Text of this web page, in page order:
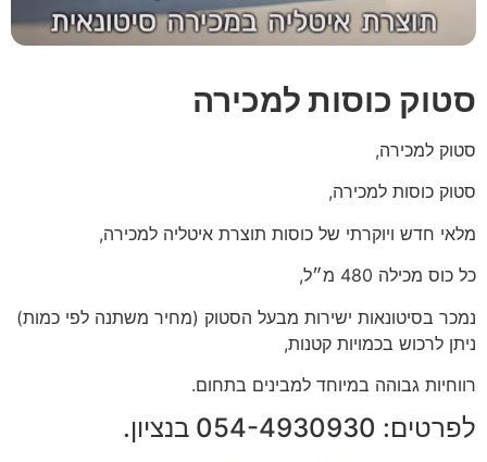
סטוק כוסות למכירה
סטוק למכירה,
סטוק כוסות למכירה,
מלאי חדש ויוקרתי של כוסות תוצרת איטליה למכירה,
כל כוס מכילה 480 מ״ל,
נמכר בסיטונאות ישירות מבעל הסטוק (מחיר משתנה לפי כמות)
ניתן לרכוש בכמויות קטנות,
רווחיות גבוהה במיוחד למבינים בתחום.
לפרטים: ‭054-4930930‬ בנציון.